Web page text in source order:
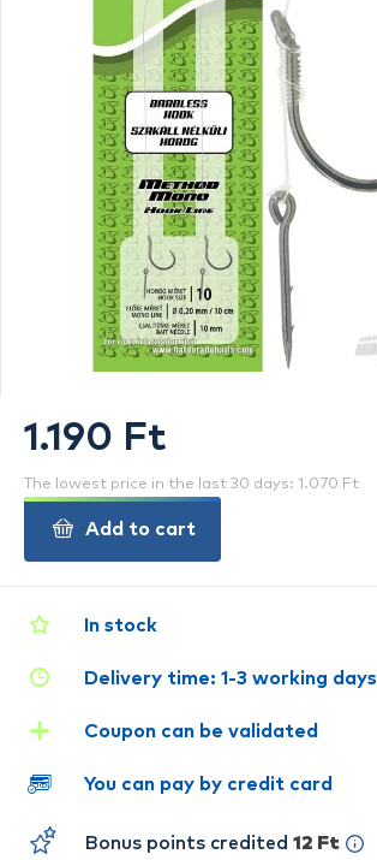
In stock
Delivery time: 1-3 working days
Coupon can be validated
You can pay by credit card
Bonus points credited 12 Ft
1.190 Ft
The lowest price in the last 30 days: 1.070 Ft
Add to cart